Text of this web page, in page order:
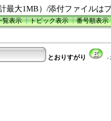
最大1MB）/添付ファイルは
覧表示┃トピック表示┃番号順表示
とおりすがり -